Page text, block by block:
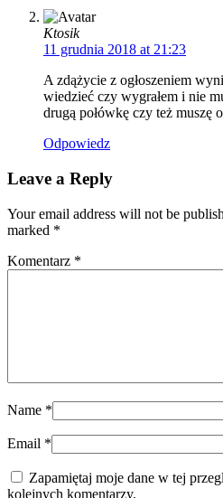
Ktosik
11 grudnia 2018 at 21:23
A zdążycie z ogłoszeniem
wiedzieć czy wygrałem i nie
drugą połówkę czy też muszę
Odpowiedz
Leave a Reply
Your email address will not be
marked *
Komentarz *
Name *
Email *
Zapamiętaj moje dane w tej
kolejnych komentarzy.